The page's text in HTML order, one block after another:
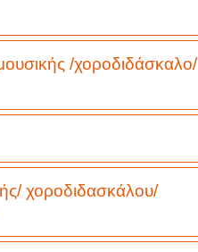
/χοροδιδάσκαλο/
χοροδιδασκάλου/